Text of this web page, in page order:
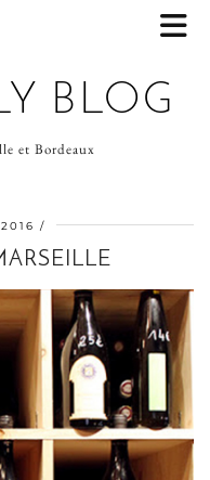
BLOG
et Bordeaux